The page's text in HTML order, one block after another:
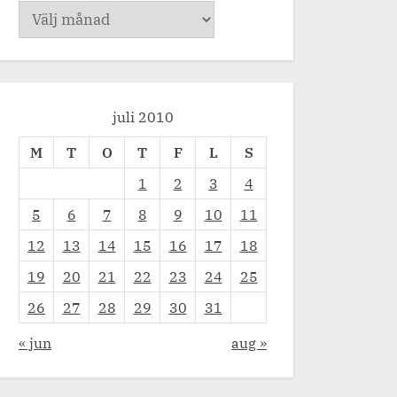
Trött William.
Småbarnåren
Arkiv
juli 2010
M
T O T F L
S
1
2 3
4
5
6 7 8 9 10
11
12
13 14 15 16 17
18
19
20 21 22 23 24
25
26
27 28 29 30
31
« jun
aug »